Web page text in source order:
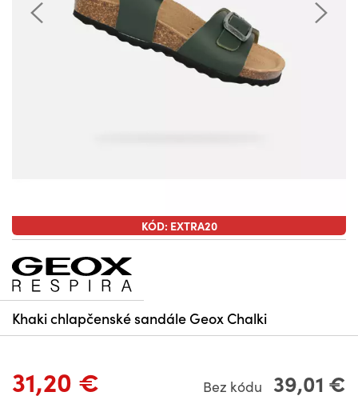
KÓD: EXTRA20
Khaki chlapčenské sandále Geox Chalki
31,20 € Bez kódu 39,01 €